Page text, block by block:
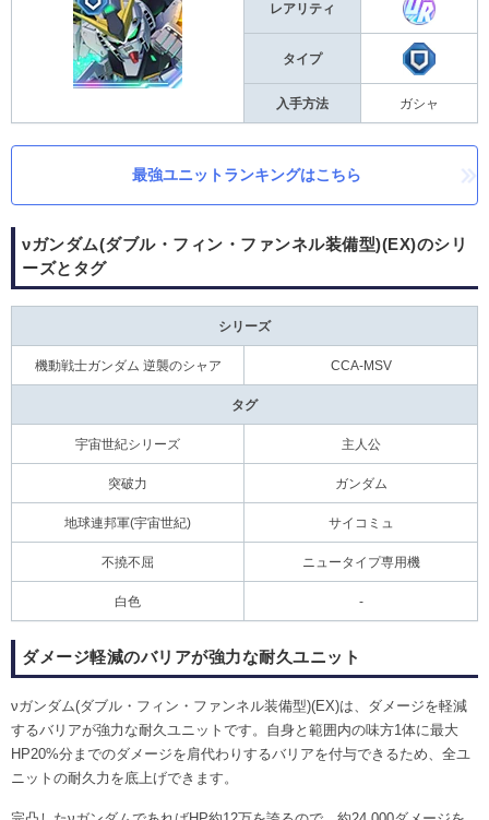
レアリティ
タイプ
入手方法 ガシャ
最強ユニットランキングはこちら
νガンダム(ダブル・フィン・ファンネル装備型)(EX)のシリ
ーズとタグ
シリーズ
機動戦士ガンダム 逆襲のシャア CCA-MSV
タグ
宇宙世紀シリーズ 主人公
突破力 ガンダム
地球連邦軍(宇宙世紀) サイコミュ
不撓不屈 ニュータイプ専用機
白色 -
ダメージ軽減のバリアが強力な耐久ユニット
νガンダム(ダブル・フィン・ファンネル装備型)(EX)は、ダメージを軽減
するバリアが強力な耐久ユニットです。自身と範囲内の味方1体に最大
HP20%分までのダメージを肩代わりするバリアを付与できるため、全ユ
ニットの耐久力を底上げできます。